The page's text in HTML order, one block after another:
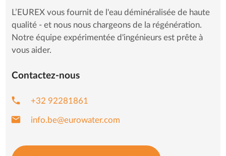
L’EUREX vous fournit de l'eau déminéralisée de haute
qualité - et nous nous chargeons de la régénération.
Notre équipe expérimentée d'ingénieurs est prête à
vous aider.
Contactez-nous
phone +32 92281861
mail info.be@eurowater.com